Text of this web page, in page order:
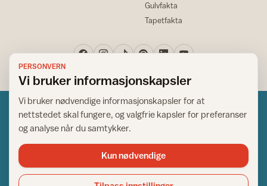
Gulvfakta
Tapetfakta
Norsk råd for hjem og bygg
Copyright © 1995-2026. All Rights Reserved.
PERSONVERN
Vi bruker informasjonskapsler
Vi bruker nødvendige informasjonskapsler for at
nettstedet skal fungere, og valgfrie kapsler for preferanser
og analyse når du samtykker.
Kun nødvendige